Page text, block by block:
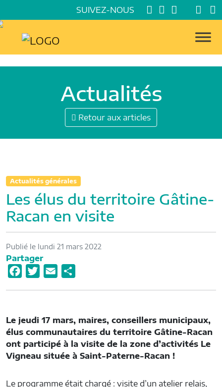
SUIVEZ-NOUS
Actualités
Retour aux articles
Actualités générales
Les élus du territoire Gâtine-
Racan en visite
Publié le lundi 21 mars 2022
Partager
b
o
o
e
r
l
a
g
e
Le jeudi 17 mars, maires, conseillers municipaux,
élus communautaires du territoire Gâtine-Racan
ont participé à la visite de la zone d’activités Le
Vigneau située à Saint-Paterne-Racan !
Le programme était chargé : visite d’un atelier relais,